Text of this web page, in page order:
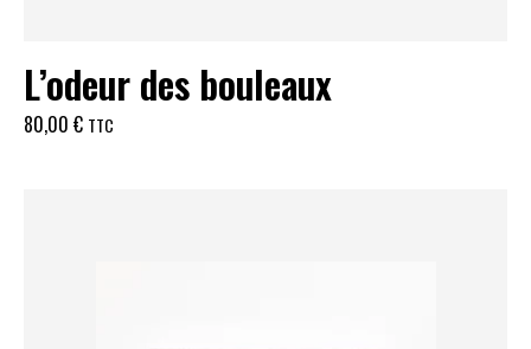
L’odeur des bouleaux
80,00 € TTC